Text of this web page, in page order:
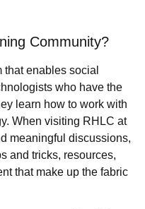
Community?
enables social
who have the
learn how to work with
When visiting RHLC at
meaningful discussions,
and tricks, resources,
that make up the fabric